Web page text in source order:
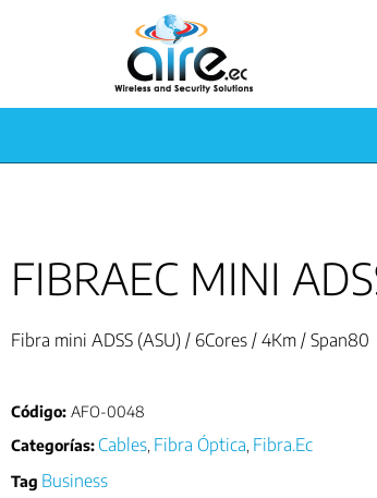
FIBRAEC MINI
Fibra mini ADSS (ASU) / 6Cores / 4Km / Span80
Código: AFO-0048
Categorías: Cables Fibra Óptica Fibra.Ec
Tag Business